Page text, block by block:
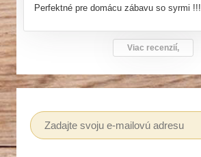
Perfektné pre domácu zábavu so syrmi !!!
Viac recenzií,